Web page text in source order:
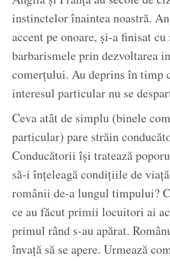
instinctelor înaintea noastră.
accent pe onoare, și-a finisat
barbarismele prin dezvoltarea
comerțului. Au deprins în timp
interesul particular nu se
Ceva atât de simplu (binele
particular) pare străin
Conducătorii își tratează
să-i înțeleagă condițiile de
românii de-a lungul timpului?
ce au făcut primii locuitori ai
primul rând s-au apărat.
învață să se apere. Urmează